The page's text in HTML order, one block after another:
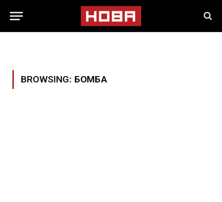
BROWSING: БОМБА